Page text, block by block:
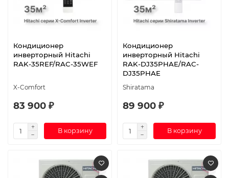
Кондиционер
инверторный Hitachi
RAK-35REF/RAC-35WEF
X-Comfort
83 900 ₽
В корзину
Кондиционер
инверторный Hitachi
RAK-DJ35PHAE/RAC-
DJ35PHAE
Shiratama
89 900 ₽
В корзину